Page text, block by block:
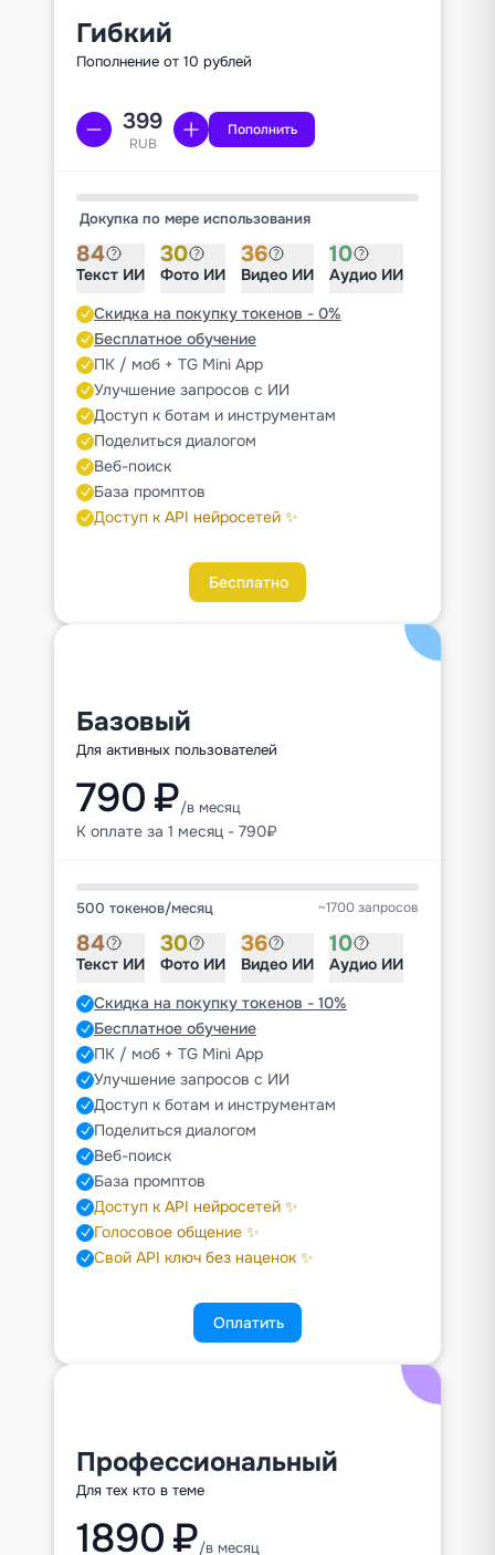
Гибкий
Пополнение от 10 рублей
RUB
Пополнить
Докупка по мере использования
84
Текст ИИ
30
Фото ИИ
36
Видео ИИ
10
Аудио ИИ
Скидка на покупку токенов - 0%
Бесплатное обучение
ПК / моб + TG Mini App
Улучшение запросов с ИИ
Доступ к ботам и инструментам
Поделиться диалогом
Веб-поиск
База промптов
Доступ к API нейросетей ✨
Бесплатно
Базовый
Для активных пользователей
790 ₽/в месяц
К оплате за 1 месяц - 790₽
500 токенов/месяц ~1700 запросов
84
Текст ИИ
30
Фото ИИ
36
Видео ИИ
10
Аудио ИИ
Скидка на покупку токенов - 10%
Бесплатное обучение
ПК / моб + TG Mini App
Улучшение запросов с ИИ
Доступ к ботам и инструментам
Поделиться диалогом
Веб-поиск
База промптов
Доступ к API нейросетей ✨
Голосовое общение ✨
Свой API ключ без наценок ✨
Оплатить
Профессиональный
Для тех кто в теме
1890 ₽/в месяц